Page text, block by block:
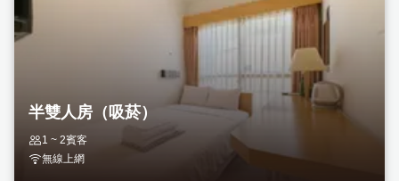
半雙人房（吸菸）
1 ~ 2賓客
無線上網